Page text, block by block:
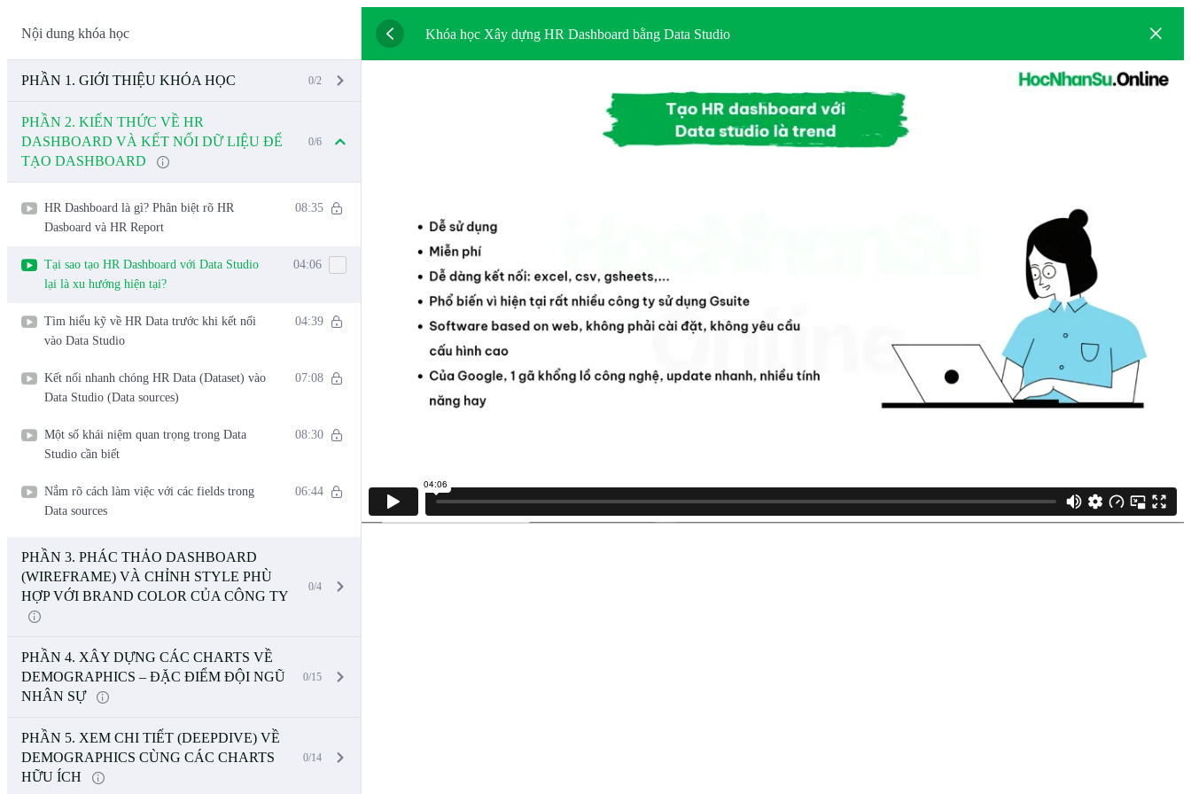
Nội dung khóa học
PHẦN 1. GIỚI THIỆU KHÓA HỌC 0/2
PHẦN 2. KIẾN THỨC VỀ HR
DASHBOARD VÀ KẾT NỐI DỮ LIỆU ĐỂ
TẠO DASHBOARD
0/6
HR Dashboard là gì? Phân biệt rõ HR
Dasboard và HR Report
08:35
Tại sao tạo HR Dashboard với Data Studio
lại là xu hướng hiện tại?
04:06
Tìm hiểu kỹ về HR Data trước khi kết nối
vào Data Studio
04:39
Kết nối nhanh chóng HR Data (Dataset) vào
Data Studio (Data sources)
07:08
Một số khái niệm quan trọng trong Data
Studio cần biết
08:30
Nắm rõ cách làm việc với các fields trong
Data sources
06:44
PHẦN 3. PHÁC THẢO DASHBOARD
(WIREFRAME) VÀ CHỈNH STYLE PHÙ
HỢP VỚI BRAND COLOR CỦA CÔNG TY
0/4
PHẦN 4. XÂY DỰNG CÁC CHARTS VỀ
DEMOGRAPHICS – ĐẶC ĐIỂM ĐỘI NGŨ
NHÂN SỰ
0/15
PHẦN 5. XEM CHI TIẾT (DEEPDIVE) VỀ
DEMOGRAPHICS CÙNG CÁC CHARTS
HỮU ÍCH
0/14
Khóa học Xây dựng HR Dashboard bằng Data Studio